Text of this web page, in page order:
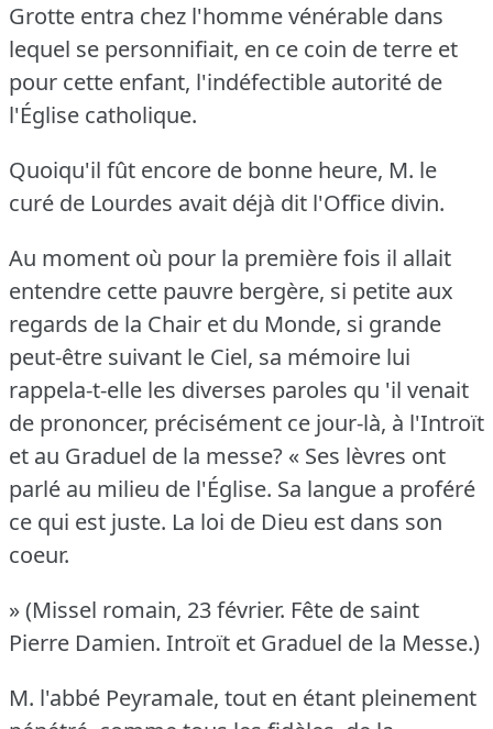
Grotte entra chez l'homme vénérable dans
lequel se personnifiait, en ce coin de terre et
pour cette enfant, l'indéfectible autorité de
l'Église catholique.
Quoiqu'il fût encore de bonne heure, M. le
curé de Lourdes avait déjà dit l'Office divin.
Au moment où pour la première fois il allait
entendre cette pauvre bergère, si petite aux
regards de la Chair et du Monde, si grande
peut-être suivant le Ciel, sa mémoire lui
rappela-t-elle les diverses paroles qu 'il venait
de prononcer, précisément ce jour-là, à l'Introït
et au Graduel de la messe? « Ses lèvres ont
parlé au milieu de l'Église. Sa langue a proféré
ce qui est juste. La loi de Dieu est dans son
coeur.
» (Missel romain, 23 février. Fête de saint
Pierre Damien. Introït et Graduel de la Messe.)
M. l'abbé Peyramale, tout en étant pleinement